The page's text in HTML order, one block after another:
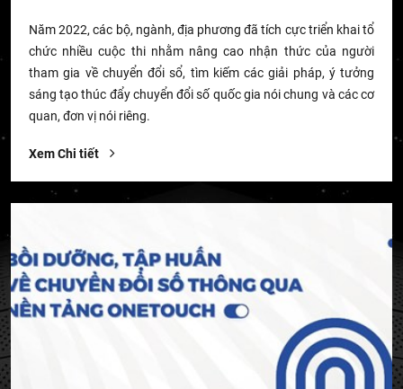
Năm 2022, các bộ, ngành, địa phương đã tích cực triển khai tổ
chức nhiều cuộc thi nhằm nâng cao nhận thức của người
tham gia về chuyển đổi sổ, tìm kiếm các giải pháp, ý tưởng
sáng tạo thúc đẩy chuyển đổi số quốc gia nói chung và các cơ
quan, đơn vị nói riêng.
Xem Chi tiết